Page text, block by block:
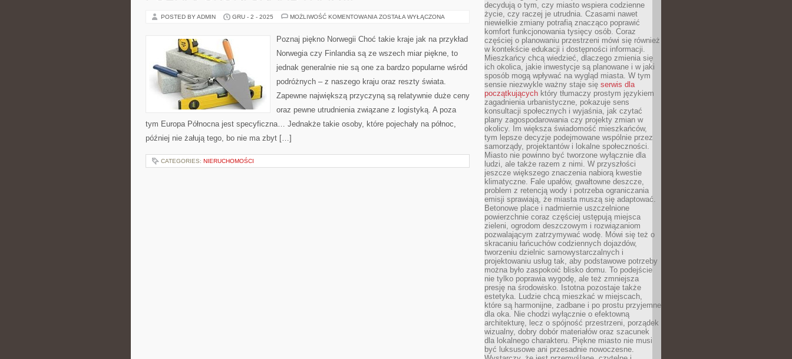
POSTED BY ADMIN GRU - 2 - 2025 MOŻLIWOŚĆ KOMENTOWANIA POZNAJ
ZOSTAŁA WYŁĄCZONA
Poznaj piękno Norwegii Choć takie kraje jak na przykład
Norwegia czy Finlandia są ze wszech miar piękne, to
jednak generalnie nie są one za bardzo popularne wśród
podróżnych – z naszego kraju oraz reszty świata.
Zapewne największą przyczyną są relatywnie duże ceny
oraz pewne utrudnienia związane z logistyką. A poza
tym Europa Północna jest specyficzna… Jednakże takie osoby, które pojechały na północ,
później nie żałują tego, bo nie ma zbyt […]
CATEGORIES: NIERUCHOMOŚCI
decydują o tym, czy miasto wspiera codzienne
życie, czy raczej je utrudnia. Czasami nawet
niewielkie zmiany potrafią znacząco poprawić
komfort funkcjonowania tysięcy osób. Coraz
częściej o planowaniu przestrzeni mówi się również
w kontekście edukacji i dostępności informacji.
Mieszkańcy chcą wiedzieć, dlaczego zmienia się
ich okolica, jakie inwestycje są planowane i w jaki
sposób mogą wpływać na wygląd miasta. W tym
sensie niezwykle ważny staje się serwis dla
początkujących który tłumaczy prostym językiem
zagadnienia urbanistyczne, pokazuje sens
konsultacji społecznych i wyjaśnia, jak czytać
plany zagospodarowania czy projekty zmian w
okolicy. Im większa świadomość mieszkańców,
tym lepsze decyzje podejmowane wspólnie przez
samorządy, projektantów i lokalne społeczności.
Miasto nie powinno być tworzone wyłącznie dla
ludzi, ale także razem z nimi. W przyszłości
jeszcze większego znaczenia nabiorą kwestie
klimatyczne. Fale upałów, gwałtowne deszcze,
problem z retencją wody i potrzeba ograniczania
emisji sprawiają, że miasta muszą się adaptować.
Betonowe place i nadmiernie uszczelnione
powierzchnie coraz częściej ustępują miejsca
zieleni, ogrodom deszczowym i rozwiązaniom
pozwalającym zatrzymywać wodę. Mówi się też o
skracaniu łańcuchów codziennych dojazdów,
tworzeniu dzielnic samowystarczalnych i
projektowaniu usług tak, aby podstawowe potrzeby
można było zaspokoić blisko domu. To podejście
nie tylko poprawia wygodę, ale też zmniejsza
presję na środowisko. Istotna pozostaje także
estetyka. Ludzie chcą mieszkać w miejscach,
które są harmonijne, zadbane i po prostu przyjemne
dla oka. Nie chodzi wyłącznie o efektowną
architekturę, lecz o spójność przestrzeni, porządek
wizualny, dobry dobór materiałów oraz szacunek
dla lokalnego charakteru. Piękne miasto nie musi
być luksusowe ani przesadnie nowoczesne.